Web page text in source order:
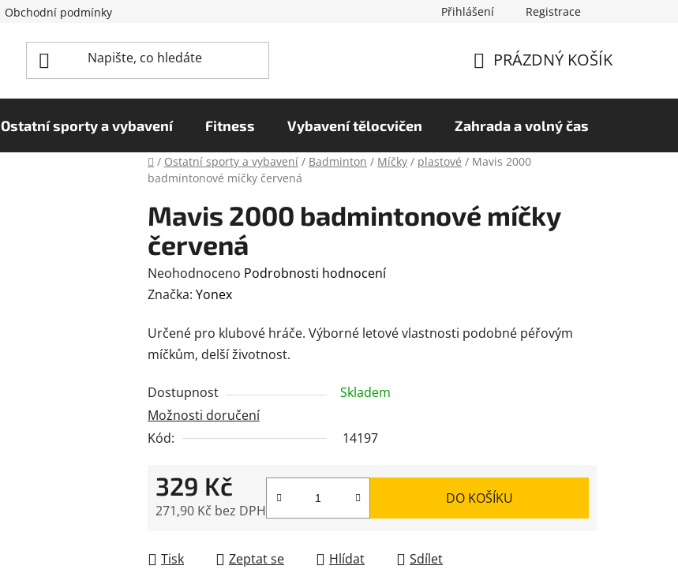
Obchodní podmínky Podmínky ochrany osobních údajů Hodnocení obchodu
Přihlášení Registrace
KOŠÍK
PRÁZDNÝ KOŠÍK
Ostatní sporty a vybavení Fitness Vybavení tělocvičen Zahrada a volný čas
Domů
/ Ostatní sporty a vybavení / Badminton / Míčky / plastové / Mavis 2000
badmintonové míčky červená
Mavis 2000 badmintonové míčky
červená
Průměrné
hodnocení
je
0,0
5
hvězdiček.
Neohodnoceno Podrobnosti hodnocení
Značka: Yonex
Určené pro klubové hráče. Výborné letové vlastnosti podobné péřovým
míčkům, delší životnost.
Dostupnost
Skladem
Možnosti doručení
Kód:
14197
329 Kč
271,90 Kč bez DPH
DO KOŠÍKU
Tisk Zeptat se Hlídat Sdílet